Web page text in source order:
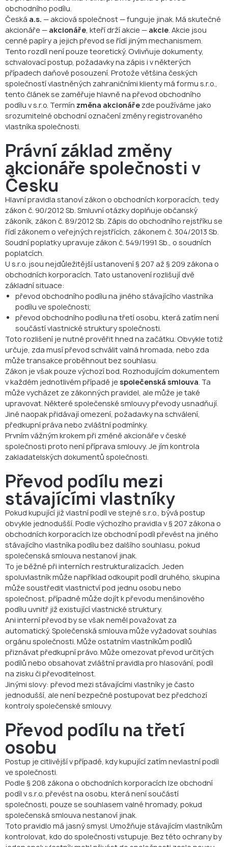
obchodního podílu.
Česká a.s. — akciová společnost — funguje jinak. Má skutečné
akcionáře — akcionáře, kteří drží akcie — akcie. Akcie jsou
cenné papíry a jejich převod se řídí jiným mechanismem.
Tento rozdíl není pouze teoretický. Ovlivňuje dokumenty,
schvalovací postup, požadavky na zápis i v některých
případech daňové posouzení. Protože většina českých
společností vlastněných zahraničními klienty má formu s.r.o.,
tento článek se zaměřuje hlavně na převod obchodního
podílu v s.r.o. Termín změna akcionáře zde používáme jako
srozumitelné obchodní označení změny registrovaného
vlastníka společnosti.
Právní základ změny
akcionáře společnosti v
Česku
Hlavní pravidla stanoví zákon o obchodních korporacích, tedy
zákon č. 90/2012 Sb. Smluvní otázky doplňuje občanský
zákoník, zákon č. 89/2012 Sb. Zápis do obchodního rejstříku se
řídí zákonem o veřejných rejstřících, zákonem č. 304/2013 Sb.
Soudní poplatky upravuje zákon č. 549/1991 Sb., o soudních
poplatcích.
U s.r.o. jsou nejdůležitější ustanovení § 207 až § 209 zákona o
obchodních korporacích. Tato ustanovení rozlišují dvě
základní situace:
převod obchodního podílu na jiného stávajícího vlastníka
podílu ve společnosti;
převod obchodního podílu na třetí osobu, která zatím není
součástí vlastnické struktury společnosti.
Toto rozlišení je nutné prověřit hned na začátku. Obvykle totiž
určuje, zda musí převod schválit valná hromada, nebo zda
může transakce proběhnout bez souhlasu.
Zákon je však pouze výchozí bod. Rozhodujícím dokumentem
v každém jednotlivém případě jespolečenská smlouva. Ta
může vycházet ze zákonných pravidel, ale může je také
upravovat. Některé společenské smlouvy převody usnadňují.
Jiné naopak přidávají omezení, požadavky na schválení,
předkupní práva nebo zvláštní podmínky.
Prvním vážným krokem při změně akcionáře v české
společnosti proto není příprava smlouvy. Je jím kontrola
zakladatelských dokumentů společnosti.
Převod podílu mezi
stávajícími vlastníky
Pokud kupující již vlastní podíl ve stejné s.r.o., bývá postup
obvykle jednodušší. Podle výchozího pravidla v § 207 zákona o
obchodních korporacích lze obchodní podíl převést na jiného
stávajícího vlastníka podílu bez dalšího souhlasu, pokud
společenská smlouva nestanoví jinak.
To je běžné při interních restrukturalizacích. Jeden
spoluvlastník může například odkoupit podíl druhého, skupina
může soustředit vlastnictví pod jednu osobu nebo
společnost, případně může dojít k převodu menšinového
podílu uvnitř již existující vlastnické struktury.
Ani interní převod by se však neměl považovat za
automatický. Společenská smlouva může vyžadovat souhlas
orgánu společnosti. Může ostatním vlastníkům podílů
přiznávat předkupní právo. Může omezovat převod určitých
podílů nebo obsahovat zvláštní pravidla pro hlasování, podíl
na zisku či převoditelnost.
Jinými slovy: převod mezi stávajícími vlastníky je často
jednodušší, ale není bezpečné postupovat bez předchozí
kontroly společenské smlouvy.
Převod podílu na třetí
osobu
Postup je citlivější v případě, kdy kupující zatím nevlastní podíl
ve společnosti.
Podle § 208 zákona o obchodních korporacích lze obchodní
podíl v s.r.o. převést na osobu, která není součástí
společnosti, pouze se souhlasem valné hromady, pokud
společenská smlouva nestanoví jinak.
Toto pravidlo má jasný smysl. Umožňuje stávajícím vlastníkům
kontrolovat, kdo do společnosti vstupuje. Bez této ochrany by